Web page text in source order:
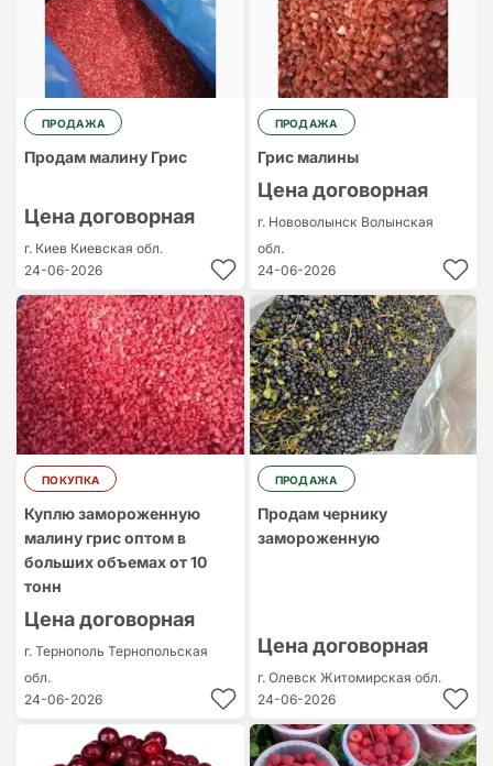
ПРОДАЖА
Продам малину Грис
Цена договорная
г. Киев Киевская обл.
24-06-2026
ПРОДАЖА
Грис малины
Цена договорная
г. Нововолынск Волынская
обл.
24-06-2026
ПОКУПКА
Куплю замороженную
малину грис оптом в
больших объемах от 10
тонн
Цена договорная
г. Тернополь Тернопольская
обл.
24-06-2026
ПРОДАЖА
Продам чернику
замороженную
Цена договорная
г. Олевск Житомирская обл.
24-06-2026